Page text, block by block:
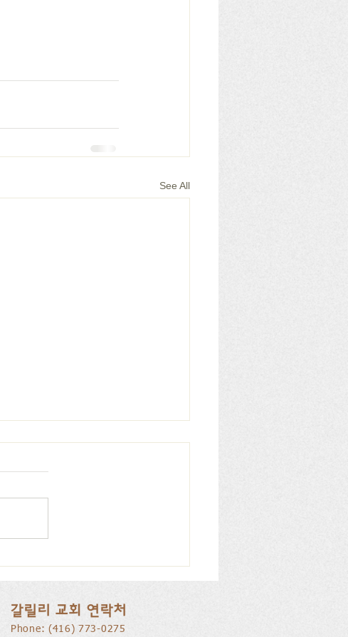
See All
갈릴리 교회, 피아노 특별찬
양, 2026.07.12
갈릴리 교회 연락처
Phone: ​(416) 773-0275